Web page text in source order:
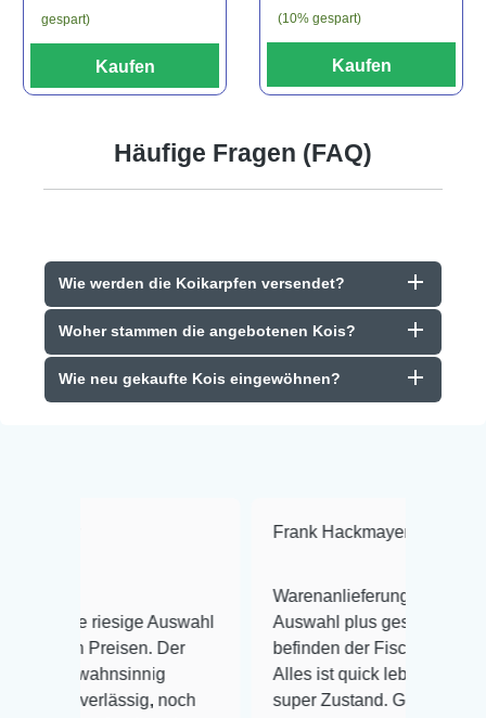
gespart)
Kaufen
(10% gespart)
Kaufen
Häufige Fragen (FAQ)
Wie werden die Koikarpfen versendet?
Woher stammen die angebotenen Kois?
Wie neu gekaufte Kois eingewöhnen?
Auswahl
Der
noch
Frank Hackmayer ★★★★
Warenanlieferung Top und die
Auswahl plus gesundheitliches
befinden der Fische einwandfrei.
Alles ist quick lebendig und im
super Zustand. Gerne wieder 😃